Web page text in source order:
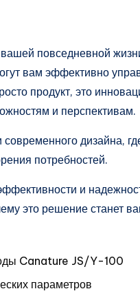
повседневной
вам эффективно
продукт, это
и перспективам.
дизайна,
потребностей.
и
это решение станет
Canature JS/Y-100
параметров